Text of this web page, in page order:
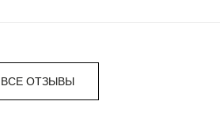
ВСЕ ОТЗЫВЫ